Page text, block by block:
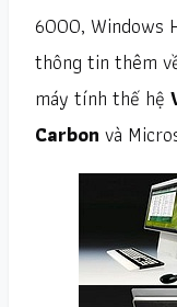
6000, Windows
thông tin thêm
máy tính thế hệ
Carbon và